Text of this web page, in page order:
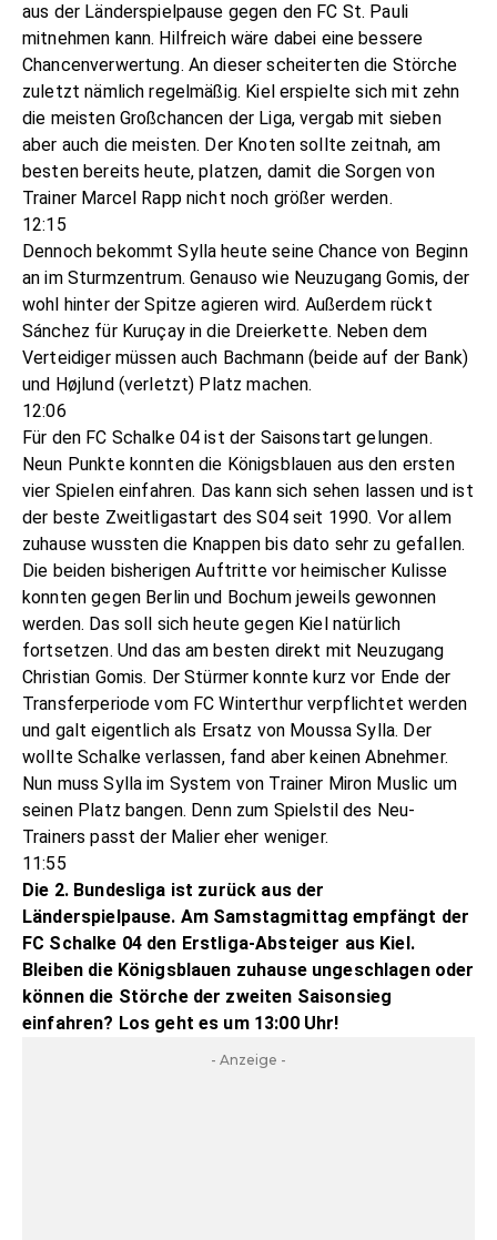
aus der Länderspielpause gegen den FC St. Pauli
mitnehmen kann. Hilfreich wäre dabei eine bessere
Chancenverwertung. An dieser scheiterten die Störche
zuletzt nämlich regelmäßig. Kiel erspielte sich mit zehn
die meisten Großchancen der Liga, vergab mit sieben
aber auch die meisten. Der Knoten sollte zeitnah, am
besten bereits heute, platzen, damit die Sorgen von
Trainer Marcel Rapp nicht noch größer werden.
12:15
Dennoch bekommt Sylla heute seine Chance von Beginn
an im Sturmzentrum. Genauso wie Neuzugang Gomis, der
wohl hinter der Spitze agieren wird. Außerdem rückt
Sánchez für Kuruçay in die Dreierkette. Neben dem
Verteidiger müssen auch Bachmann (beide auf der Bank)
und Højlund (verletzt) Platz machen.
12:06
Für den FC Schalke 04 ist der Saisonstart gelungen.
Neun Punkte konnten die Königsblauen aus den ersten
vier Spielen einfahren. Das kann sich sehen lassen und ist
der beste Zweitligastart des S04 seit 1990. Vor allem
zuhause wussten die Knappen bis dato sehr zu gefallen.
Die beiden bisherigen Auftritte vor heimischer Kulisse
konnten gegen Berlin und Bochum jeweils gewonnen
werden. Das soll sich heute gegen Kiel natürlich
fortsetzen. Und das am besten direkt mit Neuzugang
Christian Gomis. Der Stürmer konnte kurz vor Ende der
Transferperiode vom FC Winterthur verpflichtet werden
und galt eigentlich als Ersatz von Moussa Sylla. Der
wollte Schalke verlassen, fand aber keinen Abnehmer.
Nun muss Sylla im System von Trainer Miron Muslic um
seinen Platz bangen. Denn zum Spielstil des Neu-
Trainers passt der Malier eher weniger.
11:55
Die 2. Bundesliga ist zurück aus der
Länderspielpause. Am Samstagmittag empfängt der
FC Schalke 04 den Erstliga-Absteiger aus Kiel.
Bleiben die Königsblauen zuhause ungeschlagen oder
können die Störche der zweiten Saisonsieg
einfahren? Los geht es um 13:00 Uhr!
- Anzeige -